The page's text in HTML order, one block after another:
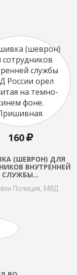
160
(ШЕВРОН) ДЛЯ
ВНУТРЕННЕЙ
СЛУЖБЫ…
Полиция, МВД